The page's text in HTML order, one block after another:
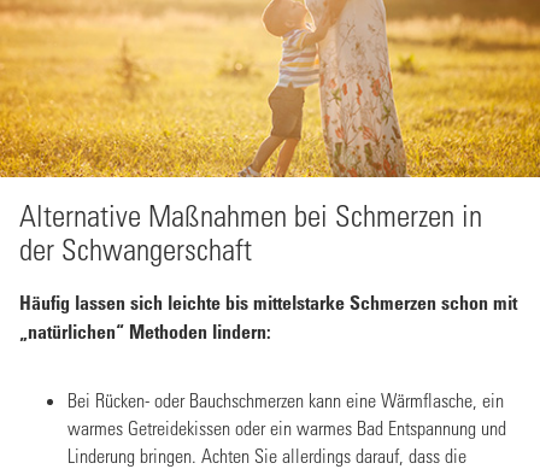
Alternative Maßnahmen bei Schmerzen in
der Schwangerschaft
Häufig lassen sich leichte bis mittelstarke Schmerzen schon mit
„natürlichen“ Methoden lindern:
Bei Rücken- oder Bauchschmerzen kann eine Wärmflasche, ein
warmes Getreidekissen oder ein warmes Bad Entspannung und
Linderung bringen. Achten Sie allerdings darauf, dass die